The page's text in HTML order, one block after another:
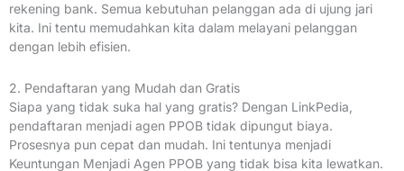
rekening bank. Semua kebutuhan pelanggan ada di ujung jari
kita. Ini tentu memudahkan kita dalam melayani pelanggan
dengan lebih efisien.
2. Pendaftaran yang Mudah dan Gratis
Siapa yang tidak suka hal yang gratis? Dengan LinkPedia,
pendaftaran menjadi agen PPOB tidak dipungut biaya.
Prosesnya pun cepat dan mudah. Ini tentunya menjadi
Keuntungan Menjadi Agen PPOB yang tidak bisa kita lewatkan.